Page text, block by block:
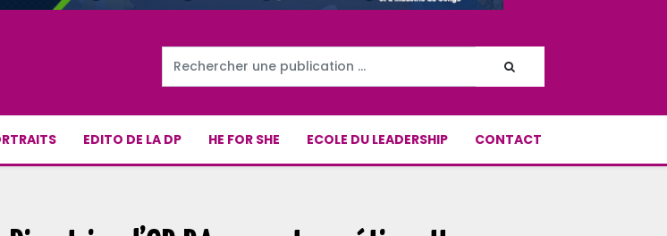
EDITO DE LA DP HE FOR SHE ECOLE DU LEADERSHIP CONTACT